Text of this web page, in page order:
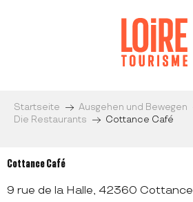
Startseite Ausgehen und Bewegen
Die Restaurants
Cottance Café
Cottance Café
9 rue de la Halle, 42360 Cottance